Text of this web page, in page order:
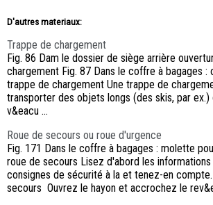
D'autres materiaux:
Trappe de chargement
Fig. 86 Dam le dossier de siège arrière
chargement Fig. 87 Dans le coffre à bagages :
trappe de chargement Une trappe de
transporter des objets longs (des skis, par ex.)
v&eacu ...
Roue de secours ou roue d'urgence
Fig. 171 Dans le coffre à bagages : molette
roue de secours Lisez d'abord les
consignes de sécurité à la et tenez-en
secours Ouvrez le hayon et accrochez le